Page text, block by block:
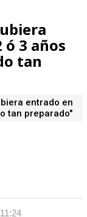
ó 3 años
tan
entrado en
tan preparado"